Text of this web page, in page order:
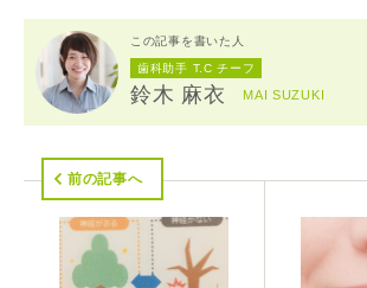
この記事を書いた人
歯科助手 T.C チーフ
鈴木 麻衣 MAI SUZUKI
前の記事へ